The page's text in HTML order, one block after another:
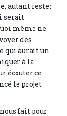
autant rester
serait
même ne
des
qui aurait un
à la
écouter ce
le projet
fait pour